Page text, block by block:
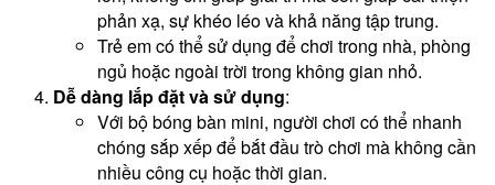
phản xạ, sự khéo léo và khả năng tập trung.
Trẻ em có thể sử dụng để chơi trong nhà, phòng
ngủ hoặc ngoài trời trong không gian nhỏ.
Dễ dàng lắp đặt và sử dụng:
Với bộ bóng bàn mini, người chơi có thể nhanh
chóng sắp xếp để bắt đầu trò chơi mà không cần
nhiều công cụ hoặc thời gian.